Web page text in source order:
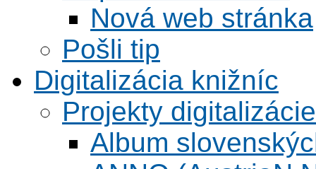
Nová web stránka
Pošli tip
Digitalizácia knižníc
Projekty digitalizácie
Album